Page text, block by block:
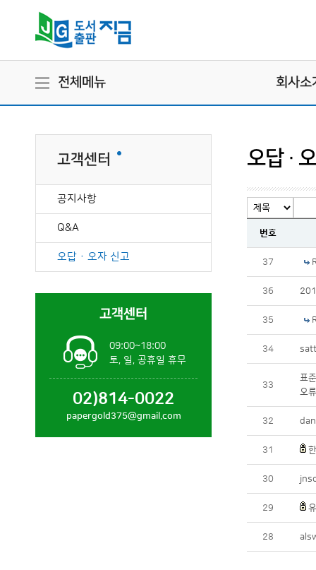
전체메뉴 회사소
고객센터
공지사항
Q&A
오답 · 오자 신고
고객센터
09:00~18:00
토, 일, 공휴일 휴무
02)814-0022
papergold375@gmail.com
오답 ·
번호
37
36
35
34
33
표
오류
32
31
30
29
28